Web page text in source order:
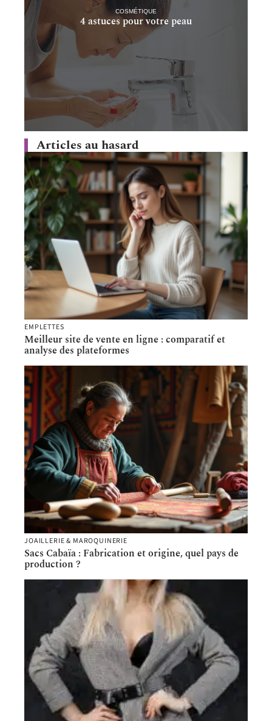
COSMÉTIQUE
4 astuces pour votre peau
Articles au hasard
EMPLETTES
Meilleur site de vente en ligne : comparatif et
analyse des plateformes
JOAILLERIE & MAROQUINERIE
Sacs Cabaïa : Fabrication et origine, quel pays de
production ?